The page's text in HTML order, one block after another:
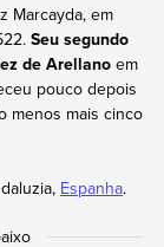
Marcayda, em
Seu segundo
de Arellanoem
pouco depois
menos mais cinco
Espanha.